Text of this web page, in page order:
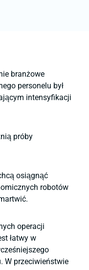
branżowe
personelu był
intensyfikacji
próby
osiągnąć
robotów
operacji
łatwy w
W przeciwieństwie